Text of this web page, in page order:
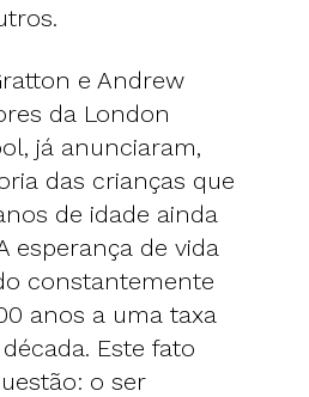
e Andrew
da London
já anunciaram,
das crianças que
de idade ainda
esperança de vida
constantemente
anos a uma taxa
Este fato
o ser